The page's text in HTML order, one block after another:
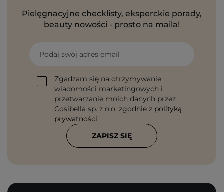
Pielęgnacyjne checklisty, eksperckie porady,
beauty nowości - prosto na maila!
Podaj swój adres email
Zgadzam się na otrzymywanie
wiadomości marketingowych i
przetwarzanie moich danych przez
Cosibella sp. z o.o, zgodnie z polityką
prywatności.
ZAPISZ SIĘ